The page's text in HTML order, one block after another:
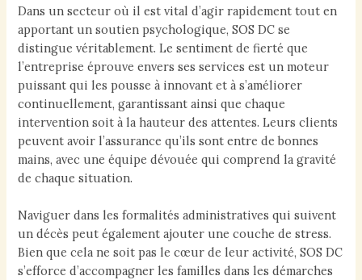
Dans un secteur où il est vital d’agir rapidement tout en
apportant un soutien psychologique, SOS DC se
distingue véritablement. Le sentiment de fierté que
l’entreprise éprouve envers ses services est un moteur
puissant qui les pousse à innovant et à s’améliorer
continuellement, garantissant ainsi que chaque
intervention soit à la hauteur des attentes. Leurs clients
peuvent avoir l’assurance qu’ils sont entre de bonnes
mains, avec une équipe dévouée qui comprend la gravité
de chaque situation.
Naviguer dans les formalités administratives qui suivent
un décès peut également ajouter une couche de stress.
Bien que cela ne soit pas le cœur de leur activité, SOS DC
s’efforce d’accompagner les familles dans les démarches